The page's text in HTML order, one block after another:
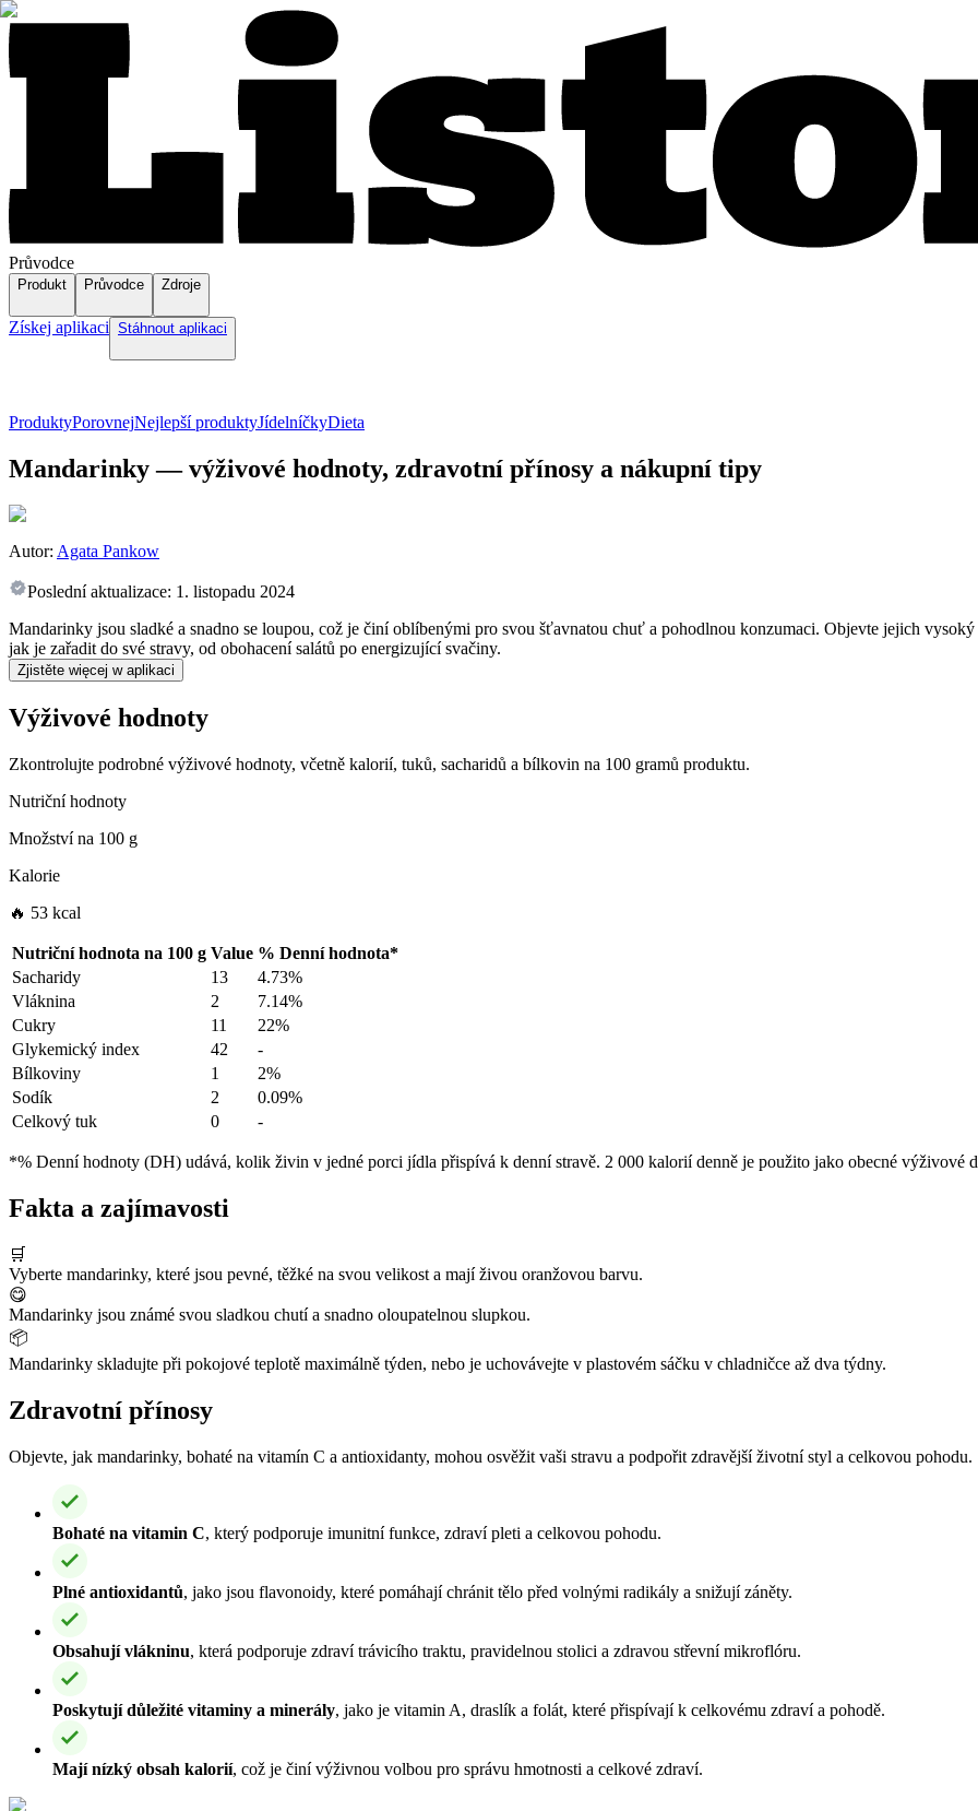
Průvodce
Produkt Průvodce Zdroje
Získej aplikaci Stáhnout aplikaci
ProduktyPorovnejNejlepší produktyJídelníčkyDieta
Mandarinky — výživové hodnoty, zdravotní přínosy a nákupní tipy
Autor: Agata Pankow
Poslední aktualizace: 1. listopadu 2024
Mandarinky jsou sladké a snadno se loupou, což je činí oblíbenými pro svou šťavnatou chuť a pohodlnou konzumaci. Objevte jejich
jak je zařadit do své stravy, od obohacení salátů po energizující svačiny.
Zjistěte więcej w aplikaci
Výživové hodnoty
Zkontrolujte podrobné výživové hodnoty, včetně kalorií, tuků, sacharidů a bílkovin na 100 gramů produktu.
Nutriční hodnoty
Množství na 100 g
Kalorie
🔥 53 kcal
Nutriční hodnota na 100 g Value % Denní hodnota*
Sacharidy
13
4.73%
Vláknina
2
7.14%
Cukry
11
22%
Glykemický index
42
-
Bílkoviny
1
2%
Sodík
2
0.09%
Celkový tuk
0 -
*% Denní hodnoty (DH) udává, kolik živin v jedné porci jídla přispívá k denní stravě. 2 000 kalorií denně je použito jako obecné výživové
Fakta a zajímavosti
🛒
Vyberte mandarinky, které jsou pevné, těžké na svou velikost a mají živou oranžovou barvu.
😋
Mandarinky jsou známé svou sladkou chutí a snadno oloupatelnou slupkou.
📦
Mandarinky skladujte při pokojové teplotě maximálně týden, nebo je uchovávejte v plastovém sáčku v chladničce až dva týdny.
Zdravotní přínosy
Objevte, jak mandarinky, bohaté na vitamín C a antioxidanty, mohou osvěžit vaši stravu a podpořit zdravější životní styl a celkovou pohodu.
Bohaté na vitamin C, který podporuje imunitní funkce, zdraví pleti a celkovou pohodu.
Plné antioxidantů, jako jsou flavonoidy, které pomáhají chránit tělo před volnými radikály a snižují záněty.
Obsahují vlákninu, která podporuje zdraví trávicího traktu, pravidelnou stolici a zdravou střevní mikroflóru.
Poskytují důležité vitaminy a minerály, jako je vitamin A, draslík a folát, které přispívají k celkovému zdraví a pohodě.
Mají nízký obsah kalorií, což je činí výživnou volbou pro správu hmotnosti a celkové zdraví.